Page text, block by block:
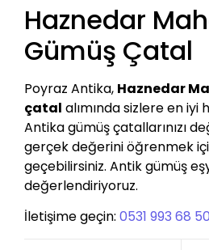
Haznedar
Gümüş Çatal
Poyraz Antika, Haznedar
çatal alımında sizlere en iyi
Antika gümüş çatallarınızı
gerçek değerini öğrenmek
geçebilirsiniz. Antik gümüş
değerlendiriyoruz.
İletişime geçin: 0531 993 68 50